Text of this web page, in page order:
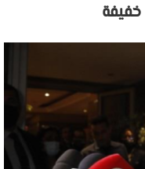
خفيفة